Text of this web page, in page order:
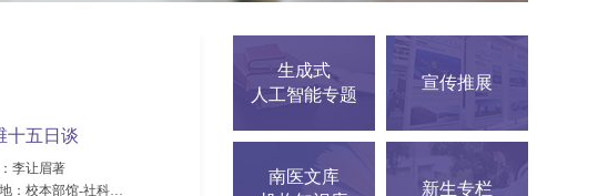
生成式
人工智能专题
宣传推展
南医文库
新生专栏
十五日谈
李让眉著
馆藏地：校本部馆-社科新书展示架（2楼） 顺德校区馆-顺德社科新书展示架（3楼）
乱世人心:历史十字路口的人性抉择
作者：押沙龙著